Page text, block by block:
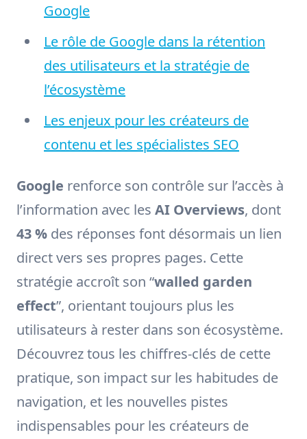
Google
Le rôle de Google dans la rétention
des utilisateurs et la stratégie de
l’écosystème
Les enjeux pour les créateurs de
contenu et les spécialistes SEO
Google renforce son contrôle sur l’accès à
l’information avec les AI Overviews, dont
43 % des réponses font désormais un lien
direct vers ses propres pages. Cette
stratégie accroît son “walled garden
effect”, orientant toujours plus les
utilisateurs à rester dans son écosystème.
Découvrez tous les chiffres-clés de cette
pratique, son impact sur les habitudes de
navigation, et les nouvelles pistes
indispensables pour les créateurs de